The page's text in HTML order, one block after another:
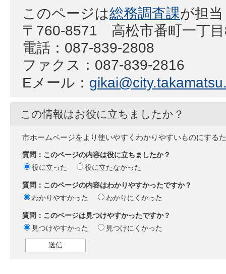
このページは総務調査課が担
〒760-8571 高松市番町一丁
電話：087-839-2808
ファクス：087-839-2816
Eメール：
この情報はお役に立ちましたか？
市ホームページをより使いやすくわかりやすいものにする
質問：このページの内容は役に立ちましたか？
役に立った
役に立たなかった
質問：このページの内容はわかりやすかったですか？
わかりやすかった
わかりにくかった
質問：このページは見つけやすかったですか？
見つけやすかった
見つけにくかった